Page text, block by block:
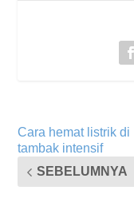
Cara hemat listrik di
tambak intensif
SEBELUMNYA